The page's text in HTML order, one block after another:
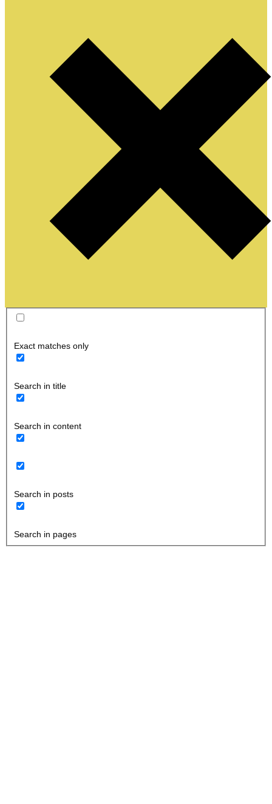
Exact matches only
Search in title
Search in content
Search in posts
Search in pages